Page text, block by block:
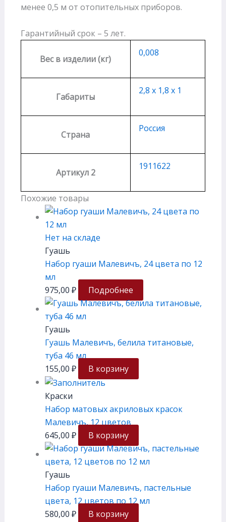
менее 0,5 м от отопительных приборов.
Гарантийный срок – 5 лет.
Вес в изделии (кг)
0,008
Габариты
2,8 х 1,8 х 1
Страна
Россия
Артикул 2
1911622
Похожие товары
Нет на складе
Гуашь
Набор гуаши Малевичъ, 24 цвета по 12
мл
975,00 ₽ Подробнее
Гуашь
Гуашь Малевичъ, белила титановые,
туба 46 мл
155,00 ₽ В корзину
Краски
Набор матовых акриловых красок
Малевичъ, 12 цветов
645,00 ₽ В корзину
Гуашь
Набор гуаши Малевичъ, пастельные
цвета, 12 цветов по 12 мл
580,00 ₽ В корзину